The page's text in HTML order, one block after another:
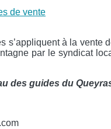
de vente
s’appliquent à la vente
par le syndicat
des guides du